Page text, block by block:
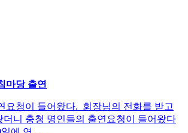
마당 출연
요청이 들어왔다. 회장님의 전화를 받고
더니 충청 명인들의 출연요청이 들어왔다